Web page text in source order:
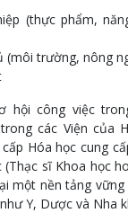
(thực phẩm,
(môi trường, nông
hội công việc
các Viện của
Hóa học cung
(Thạc sĩ Khoa học
một nền tảng
Y, Dược và Nha